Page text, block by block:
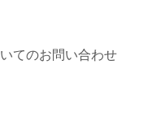
てのお問い合わせ